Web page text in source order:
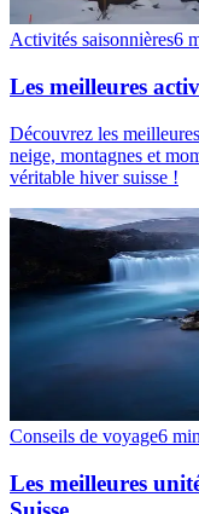
Activités saisonnières6
Les meilleures
Découvrez les
neige, montagnes et
véritable hiver suisse !
Conseils de voyage6 min
Les meilleures